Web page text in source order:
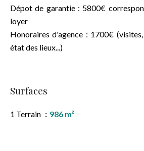
Dépot de garantie : 5800€
loyer
Honoraires d'agence : 1700€
état des lieux...)
Surfaces
1 Terrain 986 m²